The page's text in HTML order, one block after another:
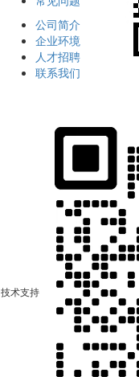
公司简介
企业环境
人才招聘
联系我们
技术支持